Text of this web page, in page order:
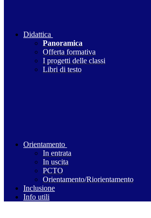
Didattica
Panoramica
Offerta formativa
I progetti delle classi
Libri di testo
Orientamento
In entrata
In uscita
PCTO
Orientamento/Riorientamento
Inclusione
Info utili